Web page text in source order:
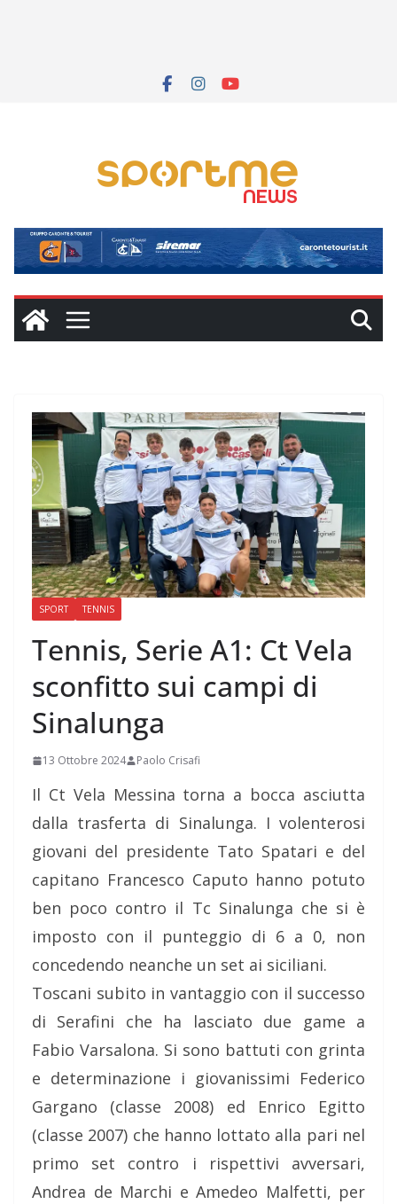
SPORT TENNIS
Tennis, Serie A1: Ct Vela
sconfitto sui campi di
Sinalunga
13 Ottobre 2024 Paolo Crisafi
Il Ct Vela Messina torna a bocca asciutta
dalla trasferta di Sinalunga. I volenterosi
giovani del presidente Tato Spatari e del
capitano Francesco Caputo hanno potuto
ben poco contro il Tc Sinalunga che si è
imposto con il punteggio di 6 a 0, non
concedendo neanche un set ai siciliani.
Toscani subito in vantaggio con il successo
di Serafini che ha lasciato due game a
Fabio Varsalona. Si sono battuti con grinta
e determinazione i giovanissimi Federico
Gargano (classe 2008) ed Enrico Egitto
(classe 2007) che hanno lottato alla pari nel
primo set contro i rispettivi avversari,
Andrea de Marchi e Amedeo Malfetti, per